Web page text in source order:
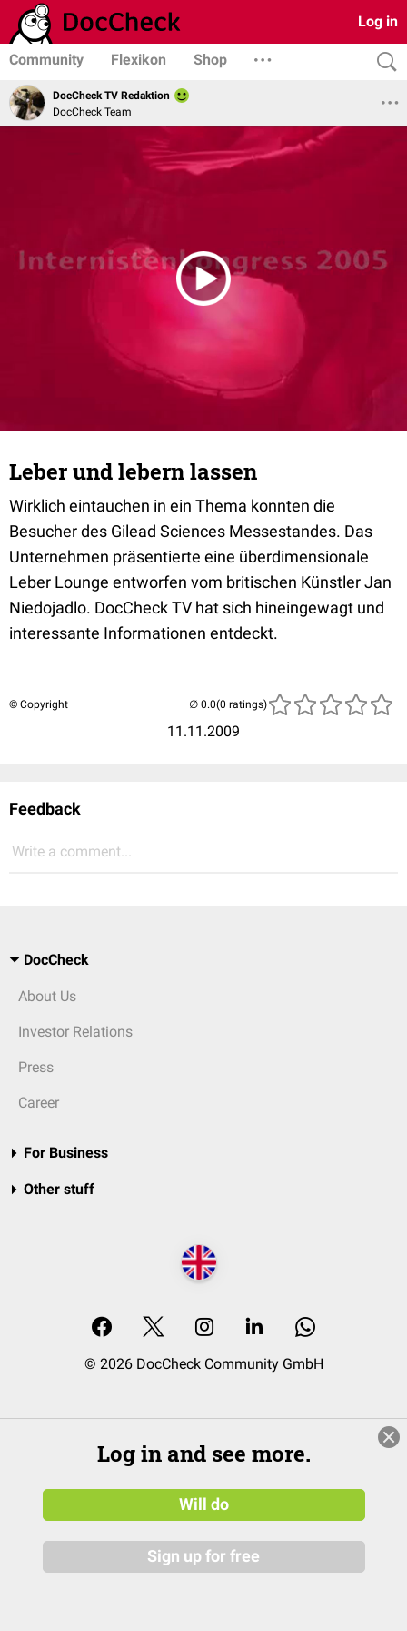
Log in
Community Flexikon Shop
DocCheck TV Redaktion
DocCheck Team
Leber und lebern lassen
Wirklich eintauchen in ein Thema konnten die
Besucher des Gilead Sciences Messestandes. Das
Unternehmen präsentierte eine überdimensionale
Leber Lounge entworfen vom britischen Künstler Jan
Niedojadlo. DocCheck TV hat sich hineingewagt und
interessante Informationen entdeckt.
© Copyright
11.11.2009
(0 ratings)
Feedback
Write a comment...
DocCheck
About Us
Investor Relations
Press
Career
For Business
Other stuff
© 2026 DocCheck Community GmbH
Log in and see more.
Will do
Sign up for free